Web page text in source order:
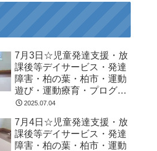
7月3日☆児童発達支援・放
課後等デイサービス・発達
障害・柏の葉・柏市・運動
遊び・運動療育・プログラ
ム・楽しい療育
2025.07.04
7月4日☆児童発達支援・放
課後等デイサービス・発達
障害・柏の葉・柏市・運動